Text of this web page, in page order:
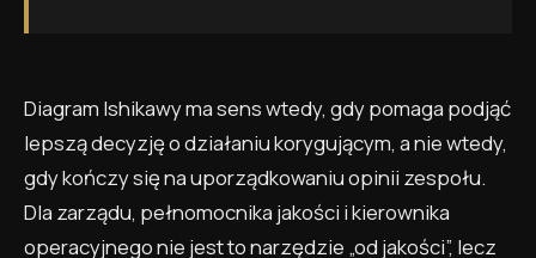
Diagram Ishikawy ma sens wtedy, gdy pomaga podjąć
lepszą decyzję o działaniu korygującym, a nie wtedy,
gdy kończy się na uporządkowaniu opinii zespołu.
Dla zarządu, pełnomocnika jakości i kierownika
operacyjnego nie jest to narzędzie „od jakości”, lecz